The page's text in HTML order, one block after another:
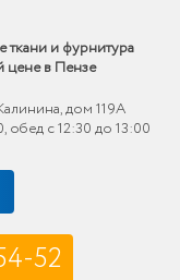
ткани и фурнитура
цене в Пензе
дом 119А
обед с 12:30 до 13:00
52